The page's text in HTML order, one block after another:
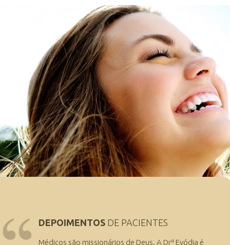
DEPOIMENTOS DE PACIENTES
Médicos são missionários de Deus. A Drª Evódia é